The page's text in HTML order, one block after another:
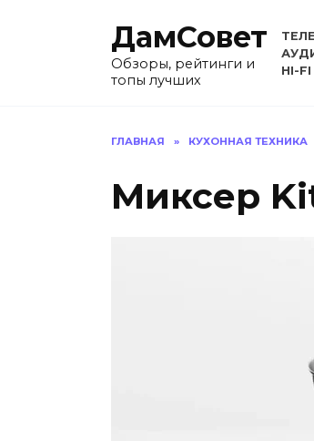
ДамСовет
Обзоры, рейтинги и
топы лучших
HI-FI
ГЛАВНАЯ » КУХОННАЯ ТЕХНИКА
Миксер